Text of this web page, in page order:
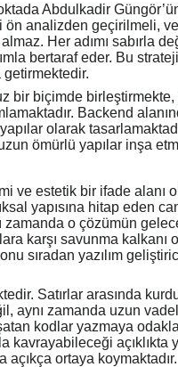
Abdulkadir
analizden geçirilmeli,
Her adımı sabırla
bertaraf eder. Bu
getirmektedir.
bir biçimde
Backend
olarak tasarlamaktadır.
ömürlü yapılar inşa
ve estetik bir ifade alanı
yapısına hitap eden
o çözümün
karşı savunma
sıradan yazılım
Satırlar arasında
aynı zamanda uzun
kodlar yazmaya
kavrayabileceği
açıkça ortaya koymaktadır.